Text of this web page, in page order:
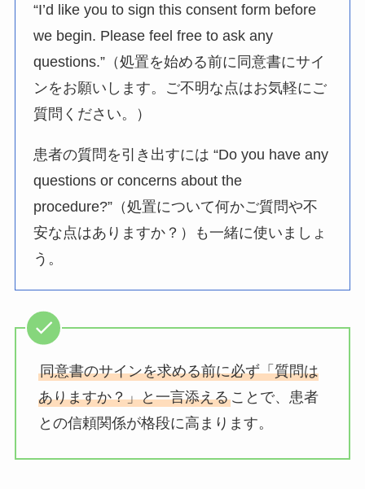
“I’d like you to sign this consent form before
we begin. Please feel free to ask any
questions.”（処置を始める前に同意書にサイ
ンをお願いします。ご不明な点はお気軽にご
質問ください。）
患者の質問を引き出すには “Do you have any
questions or concerns about the
procedure?”（処置について何かご質問や不
安な点はありますか？）も一緒に使いましょ
う。
同意書のサインを求める前に必ず「質問は
ありますか？」と一言添えることで、患者
との信頼関係が格段に高まります。